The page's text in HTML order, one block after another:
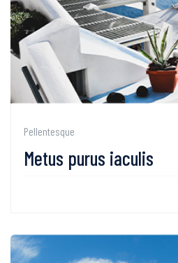
Pellentesque
Metus purus iaculis